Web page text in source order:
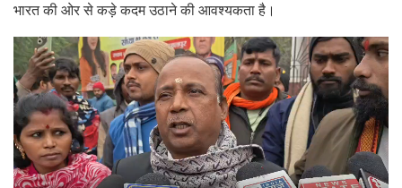
भारत की ओर से कड़े कदम उठाने की आवश्यकता है।